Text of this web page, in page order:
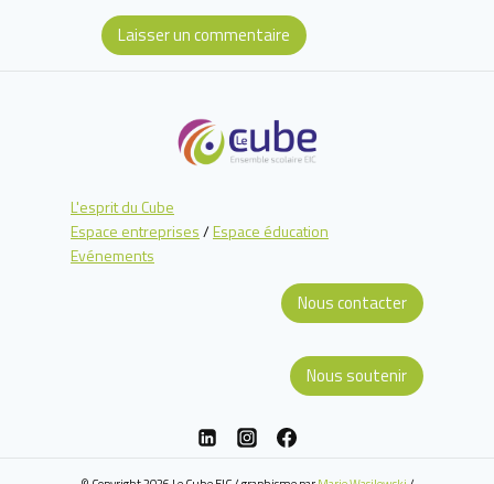
L'esprit du Cube
Espace entreprises/Espace éducation
Evénements
Nous contacter
Nous soutenir